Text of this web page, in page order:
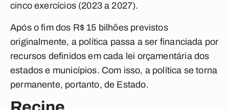
cinco exercícios (2023 a 2027).
Após o fim dos R$ 15 bilhões previstos
originalmente, a política passa a ser financiada por
recursos definidos em cada lei orçamentária dos
estados e municípios. Com isso, a política se torna
permanente, portanto, de Estado.